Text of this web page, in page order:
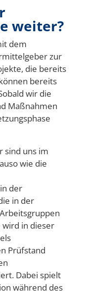
weiter?
dem
zur
die bereits
bereits
wir die
Maßnahmen
sind uns im
wie die
der
in der
in dieser
Prüfstand
Dabei spielt
während des